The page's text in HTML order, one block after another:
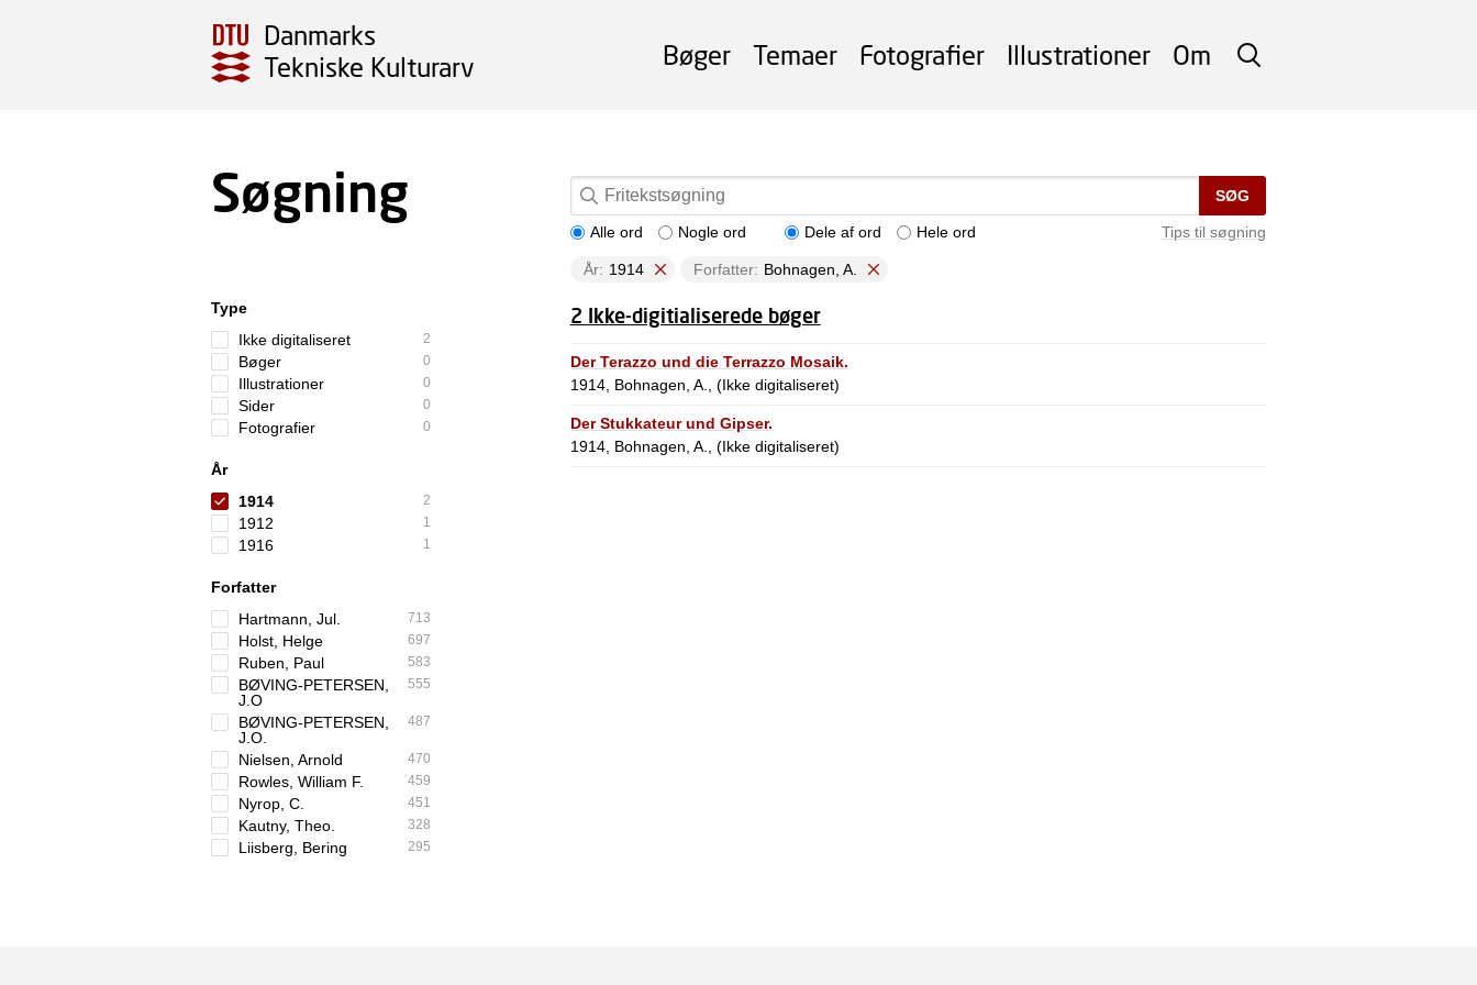
Danmarks
Tekniske Kulturarv
SØG
Bøger Temaer Fotografier Illustrationer Om
Søgning SØG
Tips til søgning
Alle ord Nogle ord Dele af ord Hele ord
År: 1914 Forfatter: Bohnagen, A.
Type
Ikke digitaliseret
2
Bøger 0
Illustrationer 0
Sider 0
Fotografier 0
År
1914
2
1912 1
1916 1
Forfatter
Hartmann, Jul.
713
Holst, Helge 697
Ruben, Paul 583
BØVING-PETERSEN,
J.O
555
BØVING-PETERSEN,
J.O.
487
Nielsen, Arnold 470
Rowles, William F. 459
Nyrop, C. 451
Kautny, Theo. 328
Liisberg, Bering 295
2 Ikke-digitialiserede bøger
Der Terazzo und die Terrazzo Mosaik.
1914, Bohnagen, A., (Ikke digitaliseret)
Der Stukkateur und Gipser.
1914, Bohnagen, A., (Ikke digitaliseret)